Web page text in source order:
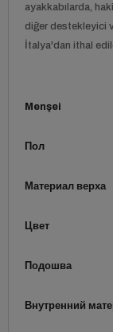
ayakkabılarda,
diğer destekleyici
İtalya'dan ithal
Menşei
Пол
Материал верха
Цвет
Подошва
Внутренний